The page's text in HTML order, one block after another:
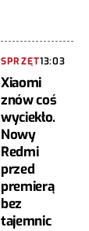
SPRZĘT13:03
Xiaomi
znów coś
wyciekło.
Nowy
Redmi
przed
premierą
bez
tajemnic